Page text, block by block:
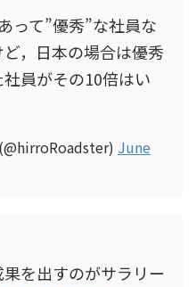
って”優秀”な社員な
，日本の場合は優秀
員がその10倍はい
June
を出すのがサラリー